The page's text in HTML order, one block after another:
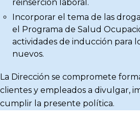
reinserción laboral.
Incorporar el tema de las
el Programa de Salud
actividades de inducción para
nuevos.
La Dirección se compromete
clientes y empleados a divulgar,
cumplir la presente política.